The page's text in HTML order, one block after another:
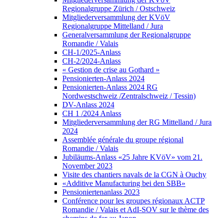
Regionalgruppe Zürich / Ostschweiz
Mitgliederversammlung der KVöV
Regionalgruppe Mittelland / Jura
Generalversammlung der Regionalgruppe
Romandie / Valais
CH-1/2025-Anlass
CH-2/2024-Anlass
« Gestion de crise au Gothard »
Pensionierten-Anlass 2024
Pensionierten-Anlass 2024 RG
Nordwestschweiz /Zentralschweiz / Tessin)
DV-Anlass 2024
CH 1 /2024 Anlass
Mitgliederversammlung der RG Mittelland / Jura
2024
Assemblée générale du groupe régional
Romandie / Valais
Jubiläums-Anlass «25 Jahre KVöV» vom 21.
November 2023
Visite des chantiers navals de la CGN à Ouchy
«Additive Manufacturing bei den SBB»
Pensioniertenanlass 2023
Conférence pour les groupes régionaux ACTP
Romandie / Valais et AdI-SOV sur le thème des